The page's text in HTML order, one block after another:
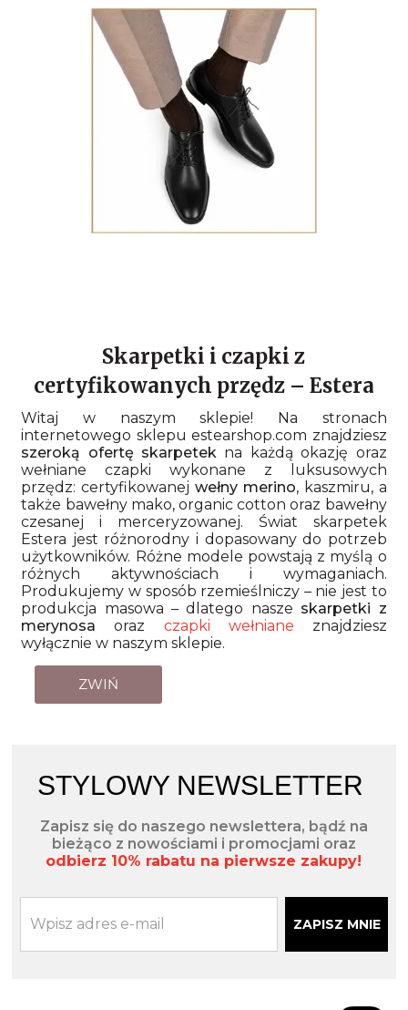
Skarpetki i czapki z
certyfikowanych przędz – Estera
Witaj w naszym sklepie! Na stronach
internetowego sklepu estearshop.com znajdziesz
szeroką ofertę skarpetek na każdą okazję oraz
wełniane czapki wykonane z luksusowych
przędz: certyfikowanejwełny merino, kaszmiru, a
także bawełny mako, organic cotton oraz bawełny
czesanej i merceryzowanej. Świat skarpetek
Estera jest różnorodny i dopasowany do potrzeb
użytkowników. Różne modele powstają z myślą o
różnych aktywnościach i wymaganiach.
Produkujemy w sposób rzemieślniczy – nie jest to
produkcja masowa – dlatego nasze skarpetki z
merynosa oraz czapki wełniane znajdziesz
wyłącznie w naszym sklepie.
ZWIŃ
STYLOWY NEWSLETTER
Zapisz się do naszego newslettera, bądź na
bieżąco z nowościami i promocjami oraz
odbierz 10% rabatu na pierwsze zakupy!
ZAPISZ MNIE